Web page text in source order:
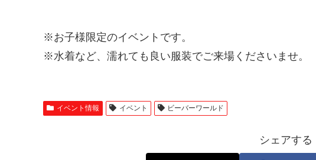
※お子様限定のイベントです。
※水着など、濡れても良い服装でご来場くださいませ。
イベント情報 イベント ビーバーワールド
シェアする